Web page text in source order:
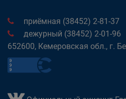
приёмная (38452) 2-81-37
дежурный (38452) 2-01-96
652600, Кемеровская обл., г.